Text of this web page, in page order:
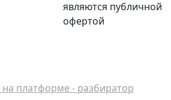
являются публичной
офертой
на платформе - разбиратор